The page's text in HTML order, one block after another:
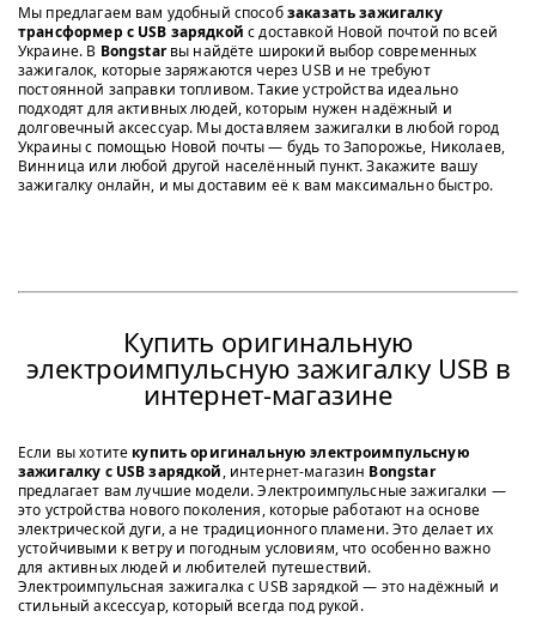
Мы предлагаем вам удобный способзаказать зажигалку
трансформер с USB зарядкой с доставкой Новой почтой по всей
Украине. В Bongstarвы найдёте широкий выбор современных
зажигалок, которые заряжаются через USB и не требуют
постоянной заправки топливом. Такие устройства идеально
подходят для активных людей, которым нужен надёжный и
долговечный аксессуар. Мы доставляем зажигалки в любой город
Украины с помощью Новой почты — будь то Запорожье, Николаев,
Винница или любой другой населённый пункт. Закажите вашу
зажигалку онлайн, и мы доставим её к вам максимально быстро.
Купить оригинальную
электроимпульсную зажигалку USB в
интернет-магазине
Если вы хотите купить оригинальную электроимпульсную
зажигалку с USB зарядкой, интернет-магазин Bongstar
предлагает вам лучшие модели. Электроимпульсные зажигалки —
это устройства нового поколения, которые работают на основе
электрической дуги, а не традиционного пламени. Это делает их
устойчивыми к ветру и погодным условиям, что особенно важно
для активных людей и любителей путешествий.
Электроимпульсная зажигалка с USB зарядкой — это надёжный и
стильный аксессуар, который всегда под рукой.